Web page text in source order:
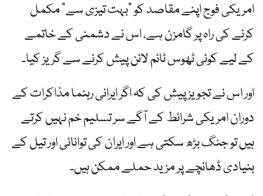
امریکی فوج اپنے مقاصد کو "بہت تیزی سے” مکمل
کرنے کی راہ پر گامزن ہے، اس نے دشمنی کے خاتمے
کے لیے کوئی ٹھوس ٹائم لائن پیش کرنے سے گریز کیا۔
اور اس نے تجویز پیش کی کہ اگر ایرانی رہنما مذاکرات کے
دوران امریکی شرائط کے آگے سر تسلیم خم نہیں کرتے
ہیں تو جنگ بڑھ سکتی ہے اور ایران کی توانائی اور تیل کے
بنیادی ڈھانچے پر مزید حملے ممکن ہیں۔